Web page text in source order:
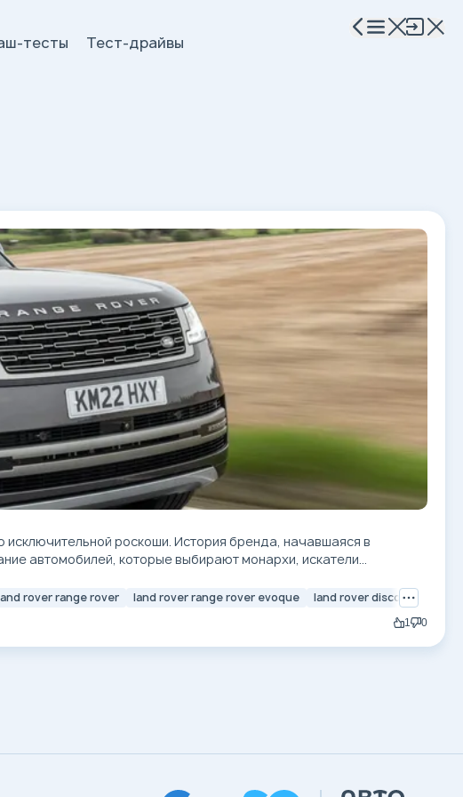
тесты Тест-драйвы
роскоши. История бренда, начавшаяся в
автомобилей, которые выбирают монархи, искатели
rover range rover land rover range rover evoque
land rover discovery
1 0